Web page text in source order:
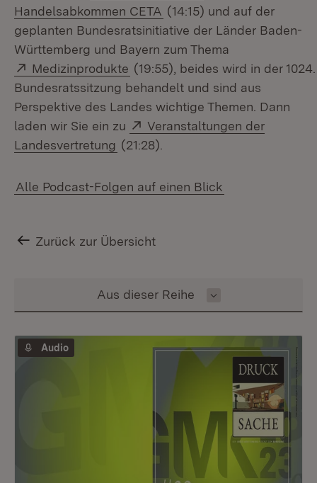
Handelsabkommen CETA (Öffnet in neuem Fenster)
(14:15) und auf der
geplanten Bundesratsinitiative der Länder Baden-
Württemberg und Bayern zum Thema
Extern:
Medizinprodukte (Öffnet in neuem Fenster)
(19:55), beides wird in der 1024.
Bundesratssitzung behandelt und sind aus
Perspektive des Landes wichtige Themen. Dann
laden wir Sie ein zu
Extern:
Veranstaltungen der
Landesvertretung (Öffnet in neuem Fenster)
(21:28).
Alle Podcast-Folgen auf einen Blick
Zurück zur Übersicht
Inhalt auswählen
Aus dieser Reihe
Audio